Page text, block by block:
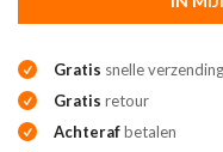
Gratis snelle
Gratis retour
Achterafbetalen